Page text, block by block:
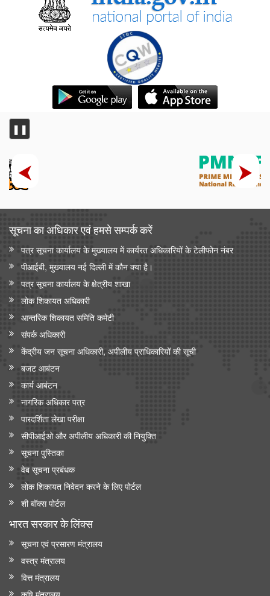
❚❚
सूचना का अधिकार एवं हमसे सम्‍पर्क करें
पत्र सूचना कार्यालय के मुख्यालय में कार्यरत अधिकारियों के टेलीफोन नंबर
पीआईबी, मुख्यालय नई दिल्ली में कौन क्या है।
पत्र सूचना कार्यालय के क्षेत्रीय शाखा
लोक शिकायत अधिकारी
आन्‍तरिक शिकायत समिति कमेटी
संपर्क अधिकारी
केंद्रीय जन सूचना अधिकारी, अपीलीय प्राधिकारियों की सूची
बजट आबंटन
कार्य आबंटन
नागरिक अधिकार पत्र
पारदर्शिता लेखा परीक्षा
सीपीआईओ और अपी‍लीय अधिकारी की नियुक्ति
सूचना पुस्तिका
वेब सूचना प्रबंधक
लोक शिकायत निवेदन करने के लिए पोर्टल
शी बॉक्स पोर्टल
भारत सरकार के लिंक्‍स
सूचना एवं प्रसारण मंत्रालय
वस्त्र मंत्रालय
वित्त मंत्रालय